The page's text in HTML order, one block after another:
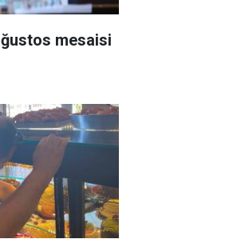
mesaisi